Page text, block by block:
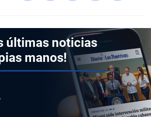
últimas noticias
manos!